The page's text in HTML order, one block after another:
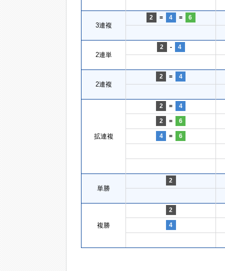
3連複
2 = 4 = 6
2連単
2 - 4
2連複
2 = 4
拡連複
2 = 4
2 = 6
4 = 6
単勝
2
複勝
2
4